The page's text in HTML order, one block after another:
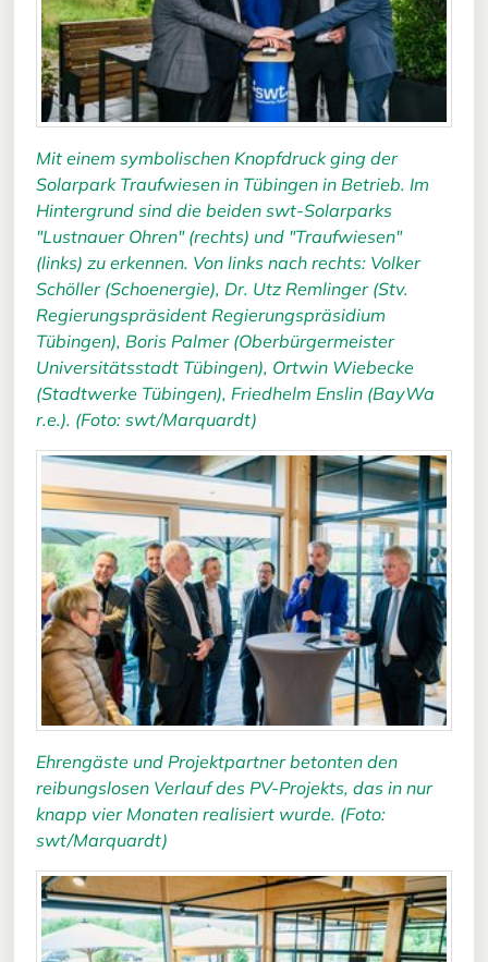
Mit einem symbolischen Knopfdruck ging der
Solarpark Traufwiesen in Tübingen in Betrieb. Im
Hintergrund sind die beiden swt-Solarparks
"Lustnauer Ohren" (rechts) und "Traufwiesen"
(links) zu erkennen. Von links nach rechts: Volker
Schöller (Schoenergie), Dr. Utz Remlinger (Stv.
Regierungspräsident Regierungspräsidium
Tübingen), Boris Palmer (Oberbürgermeister
Universitätsstadt Tübingen), Ortwin Wiebecke
(Stadtwerke Tübingen), Friedhelm Enslin (BayWa
r.e.). (Foto: swt/Marquardt)
Ehrengäste und Projektpartner betonten den
reibungslosen Verlauf des PV-Projekts, das in nur
knapp vier Monaten realisiert wurde. (Foto:
swt/Marquardt)